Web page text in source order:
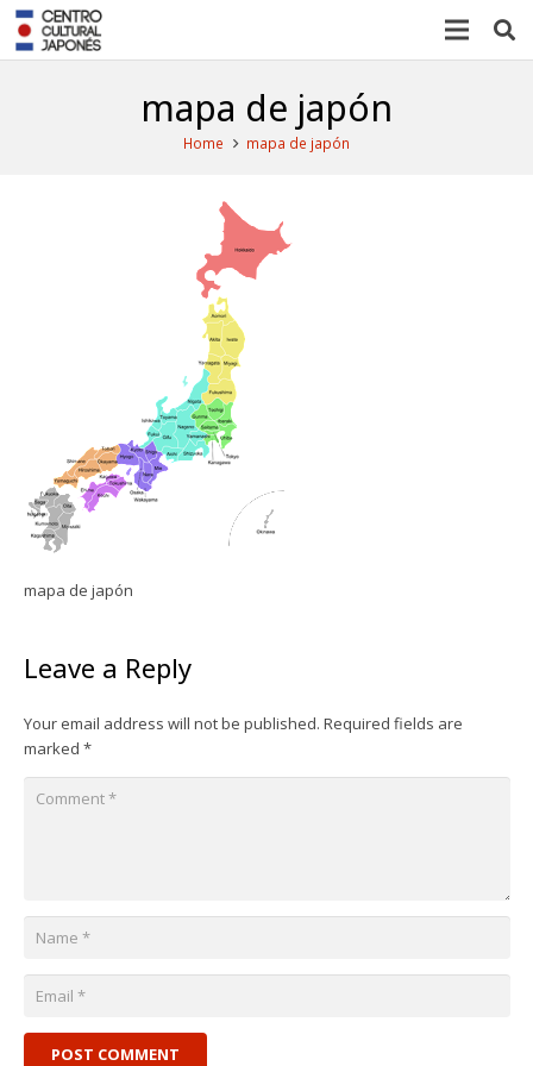
mapa de japón
Home mapa de japón
mapa de japón
Leave a Reply
Your email address will not be published. Required fields are
marked *
POST COMMENT